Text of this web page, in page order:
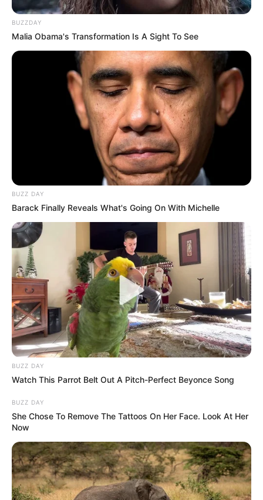
BUZZDAY
Malia Obama's Transformation Is A Sight To See
BUZZ DAY
Barack Finally Reveals What's Going On With Michelle
BUZZ DAY
Watch This Parrot Belt Out A Pitch-Perfect Beyonce Song
BUZZ DAY
She Chose To Remove The Tattoos On Her Face. Look At Her
Now